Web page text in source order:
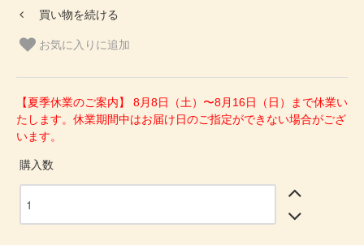
買い物を続ける
お気に入りに追加
【夏季休業のご案内】 8月8日（土）〜8月16日（日）まで休業い
たします。休業期間中はお届け日のご指定ができない場合がござ
います。
購入数